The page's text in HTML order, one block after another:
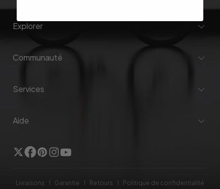
Explorer
Communauté
Services
Aide
TwitterFacebook
Pinterest
Instagram
YouTube
Livraisons Garantie Retours
Politique de confidentialité